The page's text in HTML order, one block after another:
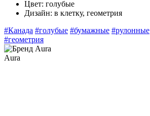
Цвет: голубые
Дизайн: в клетку, геометрия
#Канада #голубые #бумажные #рулонные
#геометрия
Aura